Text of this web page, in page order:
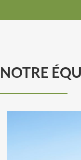
NOTRE